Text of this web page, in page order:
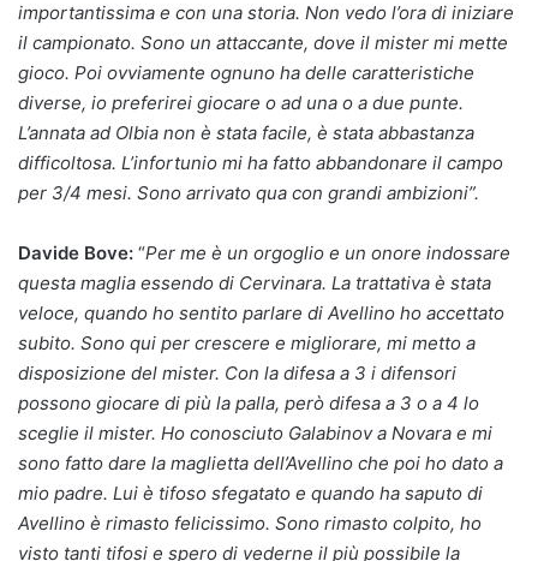
importantissima e con una storia. Non vedo l’ora di iniziare
il campionato. Sono un attaccante, dove il mister mi mette
gioco. Poi ovviamente ognuno ha delle caratteristiche
diverse, io preferirei giocare o ad una o a due punte.
L’annata ad Olbia non è stata facile, è stata abbastanza
difficoltosa. L’infortunio mi ha fatto abbandonare il campo
per 3/4 mesi. Sono arrivato qua con grandi ambizioni”.
Davide Bove: “Per me è un orgoglio e un onore indossare
questa maglia essendo di Cervinara. La trattativa è stata
veloce, quando ho sentito parlare di Avellino ho accettato
subito. Sono qui per crescere e migliorare, mi metto a
disposizione del mister. Con la difesa a 3 i difensori
possono giocare di più la palla, però difesa a 3 o a 4 lo
sceglie il mister. Ho conosciuto Galabinov a Novara e mi
sono fatto dare la maglietta dell’Avellino che poi ho dato a
mio padre. Lui è tifoso sfegatato e quando ha saputo di
Avellino è rimasto felicissimo. Sono rimasto colpito, ho
visto tanti tifosi e spero di vederne il più possibile la